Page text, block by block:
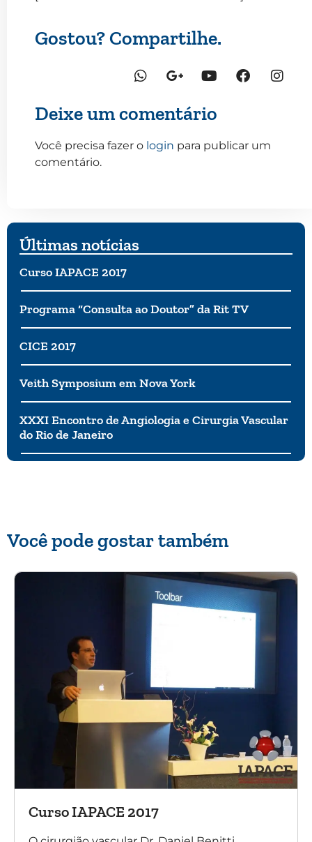
Gostou? Compartilhe.
Deixe um comentário
Você precisa fazer o login para publicar um
comentário.
Últimas notícias
Curso IAPACE 2017
Programa “Consulta ao Doutor” da Rit TV
CICE 2017
Veith Symposium em Nova York
XXXI Encontro de Angiologia e Cirurgia Vascular
do Rio de Janeiro
Você pode gostar também
Curso IAPACE 2017